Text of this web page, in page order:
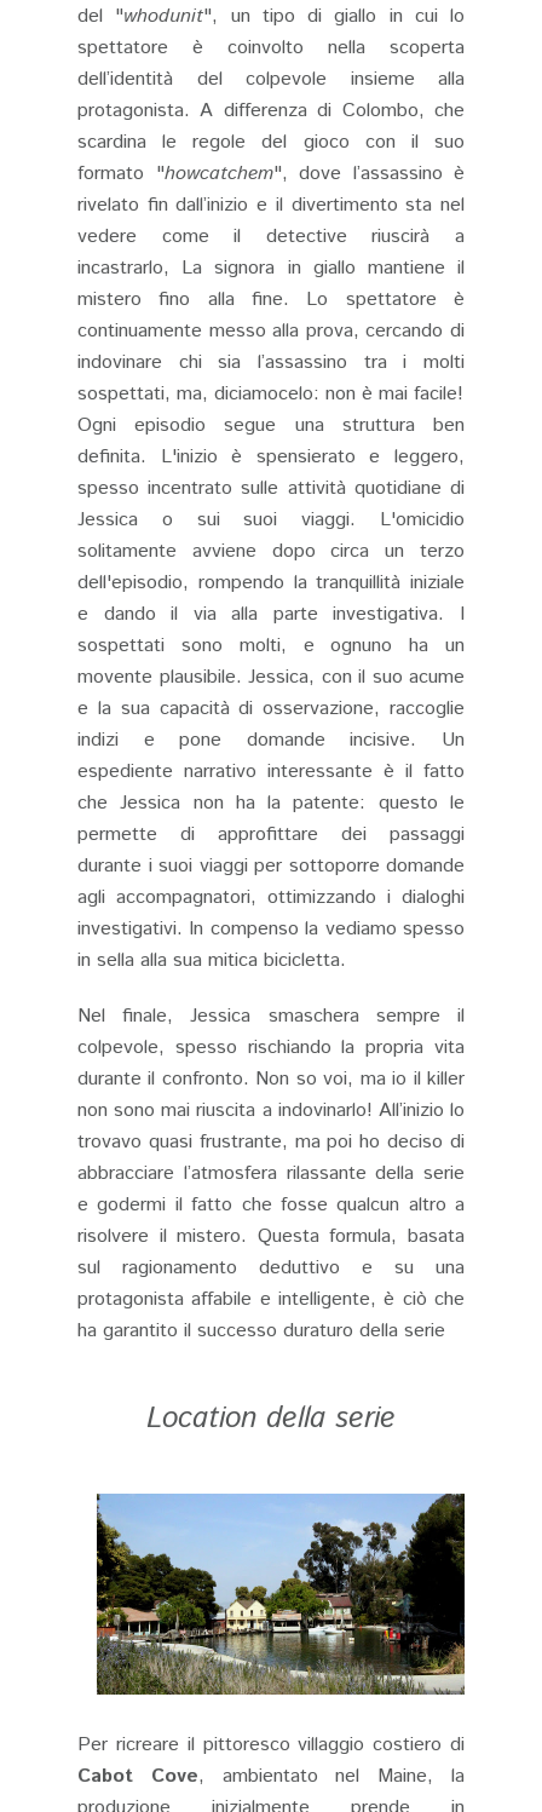
del "whodunit", un tipo di giallo in cui lo
spettatore è coinvolto nella scoperta
dell’identità del colpevole insieme alla
protagonista. A differenza di Colombo, che
scardina le regole del gioco con il suo
formato "howcatchem", dove l’assassino è
rivelato fin dall’inizio e il divertimento sta nel
vedere come il detective riuscirà a
incastrarlo, La signora in giallo mantiene il
mistero fino alla fine. Lo spettatore è
continuamente messo alla prova, cercando di
indovinare chi sia l’assassino tra i molti
sospettati, ma, diciamocelo: non è mai facile!
Ogni episodio segue una struttura ben
definita. L'inizio è spensierato e leggero,
spesso incentrato sulle attività quotidiane di
Jessica o sui suoi viaggi. L'omicidio
solitamente avviene dopo circa un terzo
dell'episodio, rompendo la tranquillità iniziale
e dando il via alla parte investigativa. I
sospettati sono molti, e ognuno ha un
movente plausibile. Jessica, con il suo acume
e la sua capacità di osservazione, raccoglie
indizi e pone domande incisive. Un
espediente narrativo interessante è il fatto
che Jessica non ha la patente: questo le
permette di approfittare dei passaggi
durante i suoi viaggi per sottoporre domande
agli accompagnatori, ottimizzando i dialoghi
investigativi​. In compenso la vediamo spesso
in sella alla sua mitica bicicletta.
Nel finale, Jessica smaschera sempre il
colpevole, spesso rischiando la propria vita
durante il confronto. Non so voi, ma io il killer
non sono mai riuscita a indovinarlo! All’inizio lo
trovavo quasi frustrante, ma poi ho deciso di
abbracciare l’atmosfera rilassante della serie
e godermi il fatto che fosse qualcun altro a
risolvere il mistero. Questa formula, basata
sul ragionamento deduttivo e su una
protagonista affabile e intelligente, è ciò che
ha garantito il successo duraturo della serie
Location della serie
Per ricreare il pittoresco villaggio costiero di
Cabot Cove, ambientato nel Maine, la